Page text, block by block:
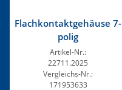
Flachkontaktgehäuse 7-
polig
Artikel-Nr.:
22711.2025
Vergleichs-Nr.:
171953633